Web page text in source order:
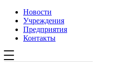
Новости
Учреждения
Предприятия
Контакты